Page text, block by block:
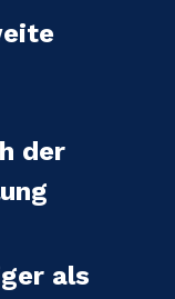
der
als